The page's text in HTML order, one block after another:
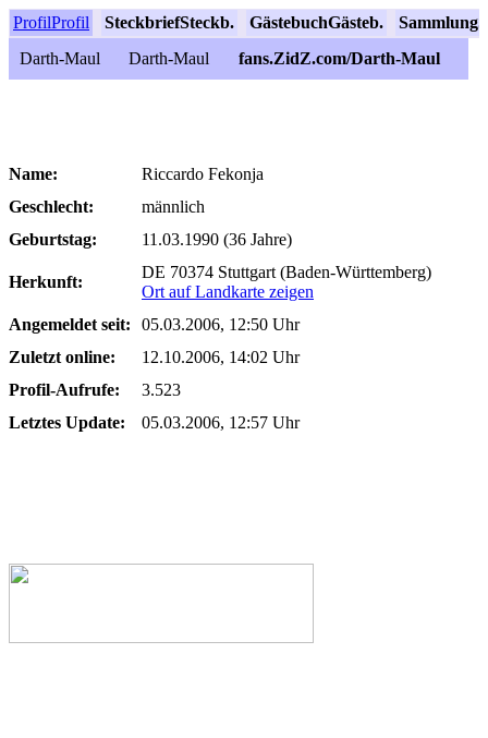
ProfilProfil SteckbriefSteckb. GästebuchGästeb. Sammlung
Darth-Maul
Darth-Maul fans.ZidZ.com/Darth-Maul
Name:
Riccardo Fekonja
Geschlecht:
männlich
Geburtstag:
11.03.1990 (36 Jahre)
Herkunft:
DE 70374 Stuttgart (Baden-Württemberg)
Ort auf Landkarte zeigen
Angemeldet seit:
05.03.2006, 12:50 Uhr
Zuletzt online:
12.10.2006, 14:02 Uhr
Profil-Aufrufe:
3.523
Letztes Update:
05.03.2006, 12:57 Uhr